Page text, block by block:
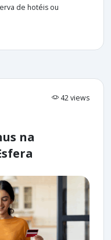
de hotéis ou
42 views
na